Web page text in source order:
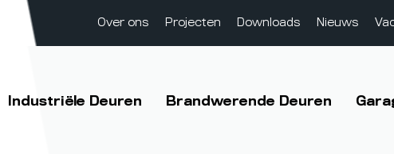
Over ons Projecten Downloads Nieuws
Industriële Deuren Brandwerende Deuren